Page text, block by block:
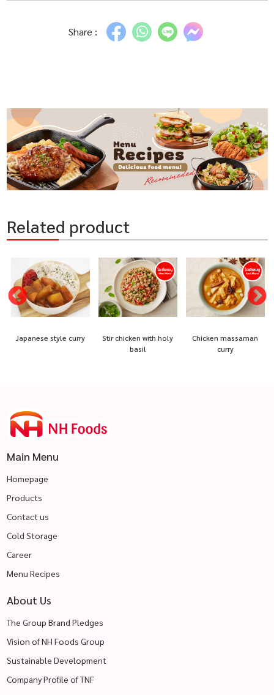
Share :
Related product
Japanese style curry
Stir chicken with holy
basil
Chicken massaman
curry
Main Menu
Homepage
Products
Contact us
Cold Storage
Career
Menu Recipes
About Us
The Group Brand Pledges
Vision of NH Foods Group
Sustainable Development
Company Profile of TNF